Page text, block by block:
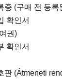
증 (구매 전 등록
확인서
권)
확인서
판 (Átmeneti